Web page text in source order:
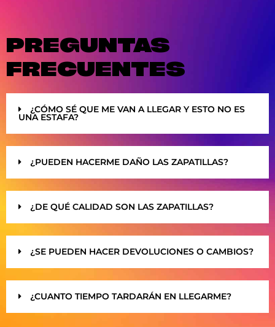
PREGUNTAS
FRECUENTES
¿CÓMO SÉ QUE ME VAN A LLEGAR Y ESTO NO ES
UNA ESTAFA?
¿PUEDEN HACERME DAÑO LAS ZAPATILLAS?
¿DE QUÉ CALIDAD SON LAS ZAPATILLAS?
¿SE PUEDEN HACER DEVOLUCIONES O CAMBIOS?
¿CUANTO TIEMPO TARDARÁN EN LLEGARME?